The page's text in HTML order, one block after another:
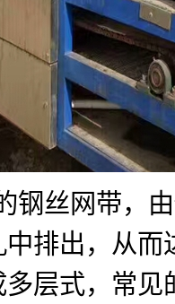
钢丝网带，
排出，从
层式，常见